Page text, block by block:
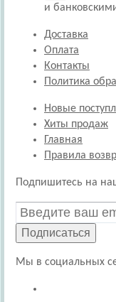
и
Доставка
Оплата
Контакты
Политика
Новые
Хиты продаж
Главная
Правила
Подпишитесь на
Подписаться
Мы в социальных